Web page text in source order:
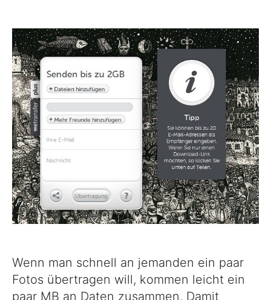
eine
größere
Datei
übertragen…
Wenn man schnell an jemanden ein paar
Fotos übertragen will, kommen leicht ein
paar MB an Daten zusammen. Damit